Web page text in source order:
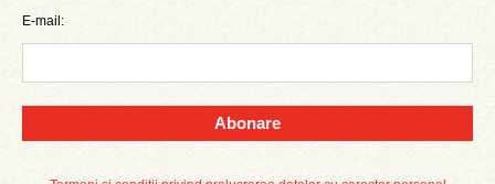
E-mail:
Abonare